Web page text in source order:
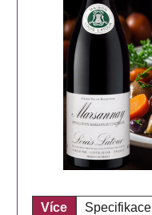
Více Specifikace